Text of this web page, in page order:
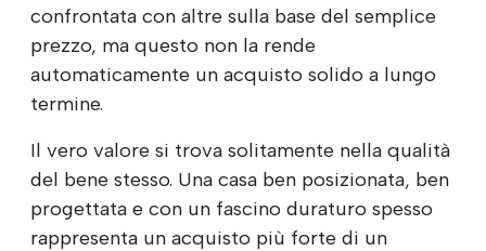
confrontata con altre sulla base del semplice
prezzo, ma questo non la rende
automaticamente un acquisto solido a lungo
termine.
Il vero valore si trova solitamente nella qualità
del bene stesso. Una casa ben posizionata, ben
progettata e con un fascino duraturo spesso
rappresenta un acquisto più forte di un